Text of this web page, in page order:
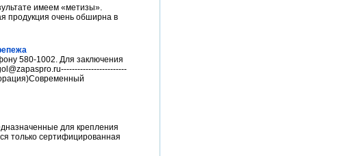
имеем «метизы».
продукция очень обширна в
580-1002. Для заключения
для крепления
только сертифицированная